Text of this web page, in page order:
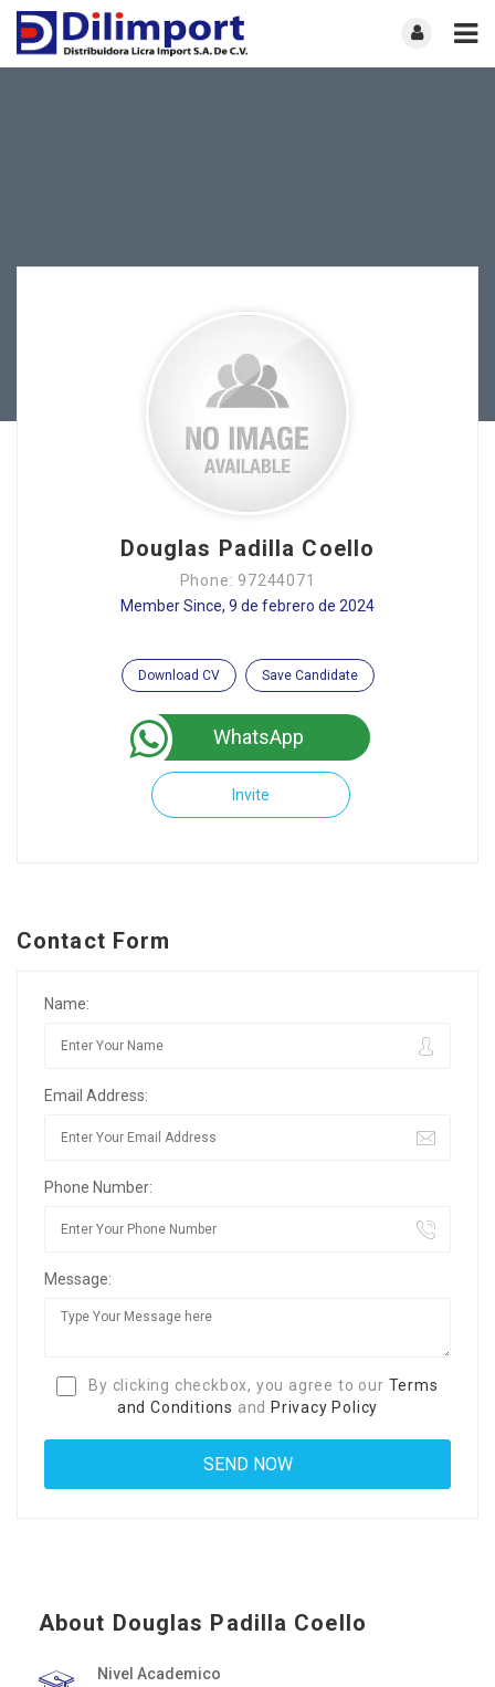
Douglas Padilla Coello
Phone: 97244071
Member Since, 9 de febrero de 2024
Download CV Save Candidate
WhatsApp
Invite
Contact Form
Name:
Email Address:
Phone Number:
Message:
By clicking checkbox, you agree to our Terms
and Conditions and Privacy Policy
About Douglas Padilla Coello
Nivel Academico